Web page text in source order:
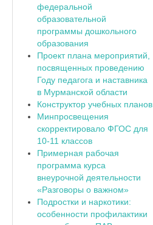
федеральной
образовательной
программы дошкольного
образования
Проект плана мероприятий,
посвященных проведению
Году педагога и наставника
в Мурманской области
Конструктор учебных планов
Минпросвещения
скорректировало ФГОС для
10-11 классов
Примерная рабочая
программа курса
внеурочной деятельности
«Разговоры о важном»
Подростки и наркотики:
особенности профилактики